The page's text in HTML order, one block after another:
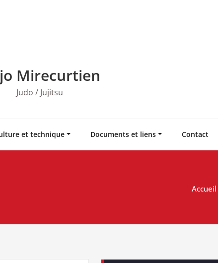
Mirecurtien
Judo / Jujitsu
et technique Documents et liens Contact
Accueil